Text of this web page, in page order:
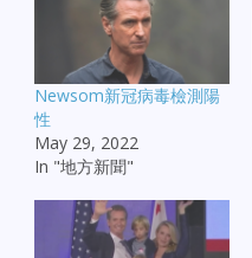
Newsom新冠病毒檢測陽
性
May 29, 2022
In "地方新聞"